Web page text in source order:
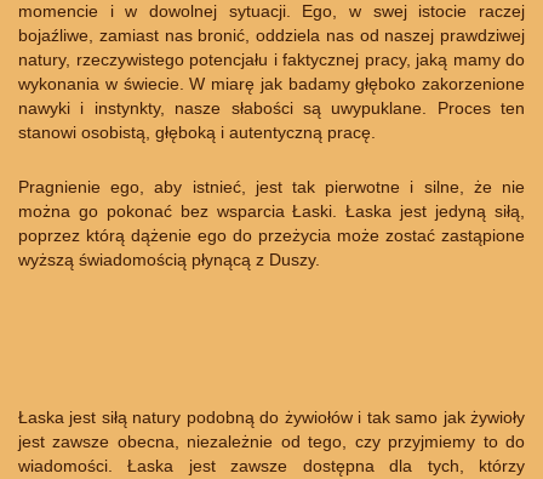
momencie i w dowolnej sytuacji. Ego, w swej istocie raczej
bojaźliwe, zamiast nas bronić, oddziela nas od naszej prawdziwej
natury, rzeczywistego potencjału i faktycznej pracy, jaką mamy do
wykonania w świecie. W miarę jak badamy głęboko zakorzenione
nawyki i instynkty, nasze słabości są uwypuklane. Proces ten
stanowi osobistą, głęboką i autentyczną pracę.
Pragnienie ego, aby istnieć, jest tak pierwotne i silne, że nie
można go pokonać bez wsparcia Łaski. Łaska jest jedyną siłą,
poprzez którą dążenie ego do przeżycia może zostać zastąpione
wyższą świadomością płynącą z Duszy.
Łaska jest siłą natury podobną do żywiołów i tak samo jak żywioły
jest zawsze obecna, niezależnie od tego, czy przyjmiemy to do
wiadomości. Łaska jest zawsze dostępna dla tych, którzy